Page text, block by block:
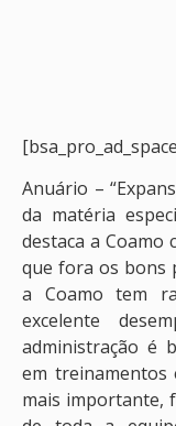
Anuário –
da matéria
destaca a Coamo
que fora os bons
a Coamo tem
excelente
administração é
em treinamentos
mais importante,